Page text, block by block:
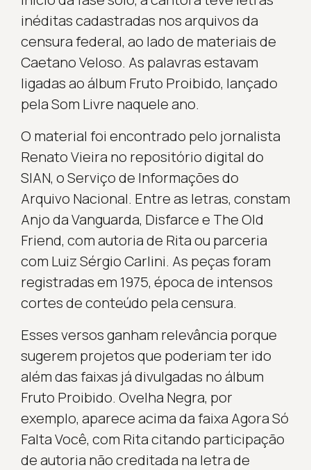
inéditas cadastradas nos arquivos da
censura federal, ao lado de materiais de
Caetano Veloso. As palavras estavam
ligadas ao álbum Fruto Proibido, lançado
pela Som Livre naquele ano.
O material foi encontrado pelo jornalista
Renato Vieira no repositório digital do
SIAN, o Serviço de Informações do
Arquivo Nacional. Entre as letras, constam
Anjo da Vanguarda, Disfarce e The Old
Friend, com autoria de Rita ou parceria
com Luiz Sérgio Carlini. As peças foram
registradas em 1975, época de intensos
cortes de conteúdo pela censura.
Esses versos ganham relevância porque
sugerem projetos que poderiam ter ido
além das faixas já divulgadas no álbum
Fruto Proibido. Ovelha Negra, por
exemplo, aparece acima da faixa Agora Só
Falta Você, com Rita citando participação
de autoria não creditada na letra de